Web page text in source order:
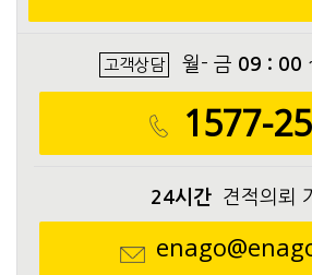
고객상담 월- 금 09 : 00
1577-
24시간견적의뢰